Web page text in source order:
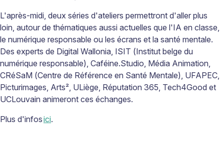
L'après-midi, deux séries d'ateliers permettront d'aller plus
loin, autour de thématiques aussi actuelles que l'IA en classe,
le numérique responsable ou les écrans et la santé mentale.
Des experts de Digital Wallonia, ISIT (Institut belge du
numérique responsable), Caféine.Studio, Média Animation,
CRéSaM (Centre de Référence en Santé Mentale), UFAPEC,
Picturimages, Arts², ULiège, Réputation 365, Tech4Good et
UCLouvain animeront ces échanges.
Plus d'infosici.